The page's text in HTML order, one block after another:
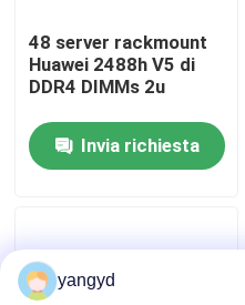
Notizie
Casi
Server di stoccaggio di
48 server rackmount
Huawei 2488h V5 di
DDR4 DIMMs 2u
Invia richiesta
yangyd